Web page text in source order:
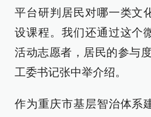
平台研判居民对哪一类文
设课程。我们还通过这个
活动志愿者，居民的参与
工委书记张中举介绍。
作为重庆市基层智治体系